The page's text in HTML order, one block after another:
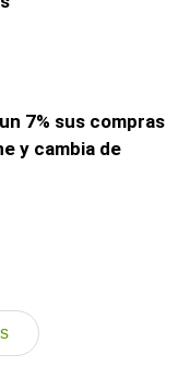
7% sus compras
y cambia de